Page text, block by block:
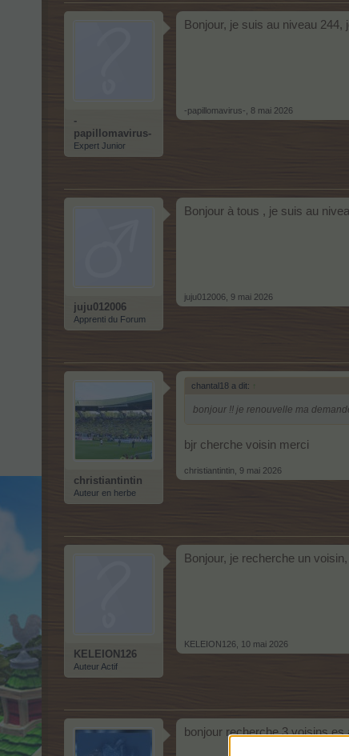
-
papillomavirus-
Expert Junior
Bonjour, je suis au niveau
-papillomavirus- 8 mai 2026
juju012006
Apprenti du Forum
Bonjour à tous , je suis au
juju012006 9 mai 2026
christiantintin
Auteur en herbe
chantal18 a dit: ↑
bonjour !! je renouvelle ma
bjr cherche voisin merci
christiantintin 9 mai 2026
KELEION126
Auteur Actif
Bonjour, je recherche un
KELEION126 10 mai 2026
bonjour recherche 3 voisins es